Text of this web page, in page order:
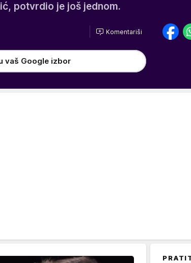
potvrdio je još jednom.
Komentariši
vaš Google izbor